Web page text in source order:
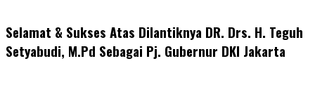
Selamat & Sukses Atas Dilantiknya DR. Drs. H. Teguh
Setyabudi, M.Pd Sebagai Pj. Gubernur DKI Jakarta